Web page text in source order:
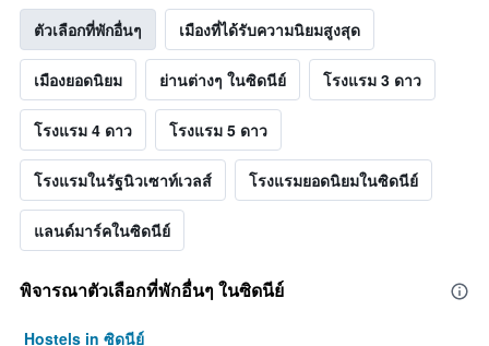
ตัวเลือกที่พักอื่นๆ เมืองที่ได้รับความนิยมสูงสุด
เมืองยอดนิยม ย่านต่างๆ ในซิดนีย์ โรงแรม 3 ดาว
โรงแรม 4 ดาว โรงแรม 5 ดาว
โรงแรมในรัฐนิวเซาท์เวลส์ โรงแรมยอดนิยมในซิดนีย์
แลนด์มาร์คในซิดนีย์
พิจารณาตัวเลือกที่พักอื่นๆ ในซิดนีย์
Hostels in ซิดนีย์